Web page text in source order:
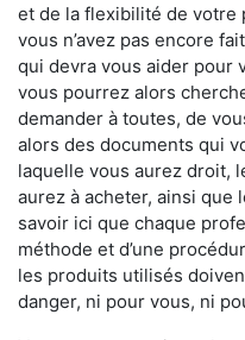
et de la flexibilité de votre
vous n’avez pas encore
qui devra vous aider pour
vous pourrez alors
demander à toutes, de
alors des documents qui
laquelle vous aurez droit,
aurez à acheter, ainsi que
savoir ici que chaque
méthode et d’une
les produits utilisés
danger, ni pour vous, ni